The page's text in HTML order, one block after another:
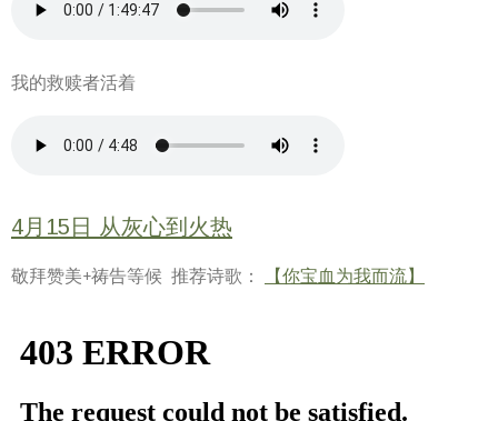
我的救赎者活着
4月15日 从灰心到火热
敬拜赞美+祷告等候 推荐诗歌： 【你宝血为我而流】